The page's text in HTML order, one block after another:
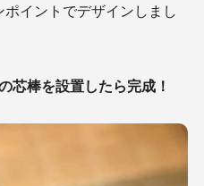
イントでデザインしまし
芯棒を設置したら完成！